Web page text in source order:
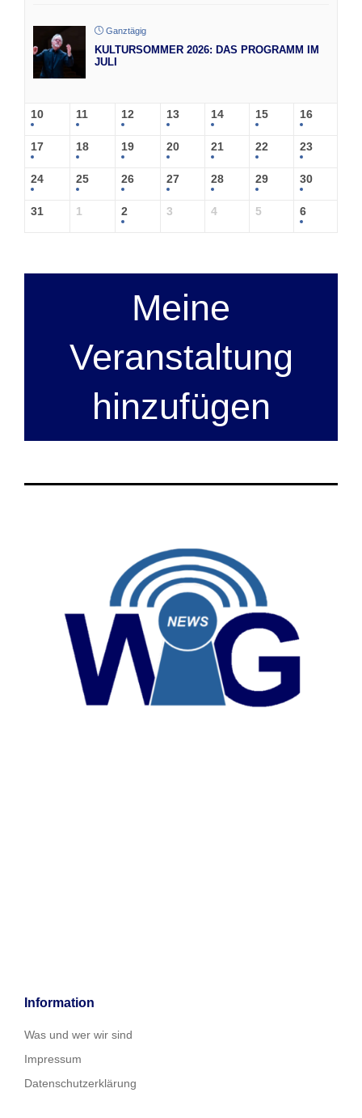
Ganztägig
KULTURSOMMER 2026: DAS PROGRAMM IM
JULI
10 11 12 13 14 15 16
17 18 19 20 21 22 23
24 25 26 27 28 29 30
31 1 2 3 4 5 6
Meine
Veranstaltung
hinzufügen
Information
Was und wer wir sind
Impressum
Datenschutzerklärung